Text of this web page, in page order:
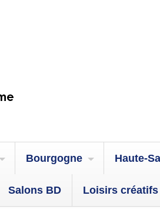
Bourgogne Haute-
Salons BD Loisirs créatifs